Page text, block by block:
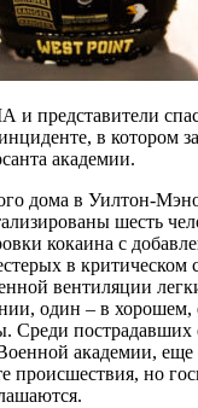
и представители
в котором
академии.
дома в Уилтон-
шесть
кокаина с
в критическом
вентиляции
один – в
Среди пострадавших
академии, еще
происшествия, но